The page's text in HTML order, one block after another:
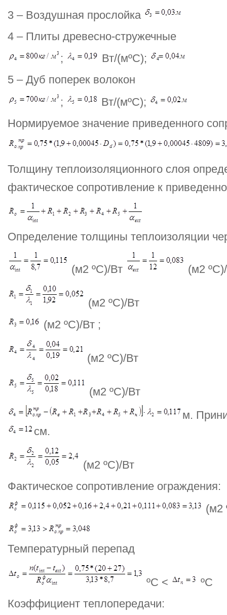
3 – Воздушная прослойка
4 – Плиты древесно-стружечные
;
Вт/(мºС);
5 – Дуб поперек волокон
;
Вт/(мºС);
Нормируемое значение приведенного
Толщину теплоизоляционного слоя
фактическое сопротивление к
Определение толщины теплоизоляции
(м2 ºС)/Вт (м2
(м2 ºС)/Вт
(м2 ºС)/Вт ;
(м2 ºС)/Вт
(м2 ºС)/Вт
м.
см.
(м2 ºС)/Вт
Фактическое сопротивление ограждения:
(м2
Температурный перепад
ºС <
ºС
Коэффициент теплопередачи: